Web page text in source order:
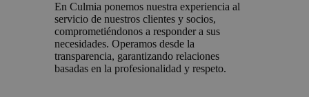
En Culmia ponemos nuestra experiencia al
servicio de nuestros clientes y socios,
comprometiéndonos a responder a sus
necesidades. Operamos desde la
transparencia, garantizando relaciones
basadas en la profesionalidad y respeto.